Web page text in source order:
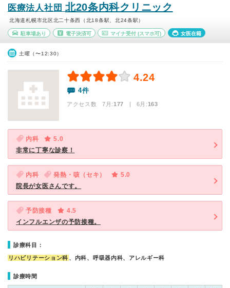
医療法人社団 北20条内科クリニック
北海道札幌市北区北二十条西（北18条駅、北24条駅）
駐車場あり 電子決済可 マイナ受付 (スマホ可) 女医在籍
土曜（〜12:30）
4.24
4件
アクセス数 7月:177 | 6月:163
内科
5.0
非常に丁寧な診察！
内科 発熱・咳（セキ）
5.0
院長が女医さんです。
予防接種
4.5
インフルエンザの予防接種。
診療科目：
リハビリテーション科 、内科、呼吸器内科、アレルギー科
診療時間